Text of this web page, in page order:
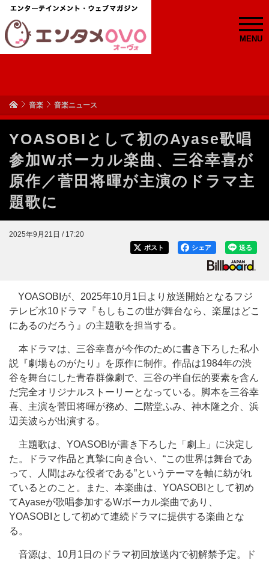
MENU
音楽 音楽ニュース
YOASOBIとして初のAyase歌唱
参加Wボーカル楽曲、三谷幸喜が
原作／菅田将暉が主演のドラマ主
題歌に
2025年9月21日 / 17:20
送る
シェア
ポスト
YOASOBIが、2025年10月1日より放送開始となるフジ
テレビ水10ドラマ『もしもこの世が舞台なら、楽屋はどこ
にあるのだろう』の主題歌を担当する。
本ドラマは、三谷幸喜が今作のために書き下ろした私小
説『劇場ものがたり』を原作に制作。作品は1984年の渋
谷を舞台にした青春群像劇で、三谷の半自伝的要素を含ん
だ完全オリジナルストーリーとなっている。脚本を三谷幸
喜、主演を菅田将暉が務め、二階堂ふみ、神木隆之介、浜
辺美波らが出演する。
主題歌は、YOASOBIが書き下ろした「劇上」に決定し
た。ドラマ作品と真摯に向き合い、“この世界は舞台であ
って、人間はみな役者である”というテーマを軸に紡がれ
ているとのこと。また、本楽曲は、YOASOBIとして初め
てAyaseが歌唱参加するWボーカル楽曲であり、
YOASOBIとして初めて連続ドラマに提供する楽曲とな
る。
音源は、10月1日のドラマ初回放送内で初解禁予定。ド